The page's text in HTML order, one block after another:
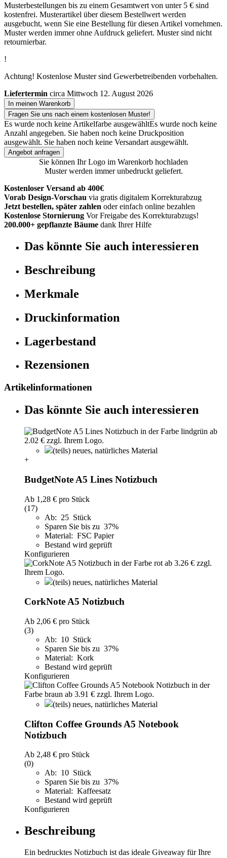
Musterbestellungen bis zu einem Gesamtwert von unter 5 € sind
kostenfrei. Musterartikel über diesem Bestellwert werden
ausgebucht, wenn Sie eine Bestellung für diesen Artikel vornehmen.
Muster werden immer ohne Aufdruck geliefert. Muster sind nicht
retournierbar.
!
Achtung! Kostenlose Muster sind Gewerbetreibenden vorbehalten.
Liefertermin circa Mittwoch 12. August 2026
In meinen Warenkorb
Fragen Sie uns nach einem kostenlosen Muster!
Es wurde noch keine Artikelfarbe ausgewähltEs wurde noch keine
Anzahl angegeben. Sie haben noch keine Druckposition
ausgewählt. Sie haben noch keine Versandart ausgewählt.
Angebot anfragen
Sie können Ihr Logo im Warenkorb hochladen
Muster werden immer unbedruckt geliefert.
Kostenloser Versand ab 400€
Vorab Design-Vorschau via gratis digitalem Korrekturabzug
Jetzt bestellen, später zahlen oder einfach online bezahlen
Kostenlose Stornierung Vor Freigabe des Korrekturabzugs!
200.000+ gepflanzte Bäume dank Ihrer Hilfe
Das könnte Sie auch interessieren
Beschreibung
Merkmale
Druckinformation
Lagerbestand
Rezensionen
Artikelinformationen
Das könnte Sie auch interessieren
(teils) neues, natürliches Material
+
BudgetNote A5 Lines Notizbuch
Ab 1,28 € pro Stück
(17)
Ab: 25 Stück
Sparen Sie bis zu 37%
Material: FSC Papier
Bestand wird geprüft
Konfigurieren
(teils) neues, natürliches Material
CorkNote A5 Notizbuch
Ab 2,06 € pro Stück
(3)
Ab: 10 Stück
Sparen Sie bis zu 37%
Material: Kork
Bestand wird geprüft
Konfigurieren
(teils) neues, natürliches Material
Clifton Coffee Grounds A5 Notebook
Notizbuch
Ab 2,48 € pro Stück
(0)
Ab: 10 Stück
Sparen Sie bis zu 37%
Material: Kaffeesatz
Bestand wird geprüft
Konfigurieren
Beschreibung
Ein bedrucktes Notizbuch ist das ideale Giveaway für Ihre